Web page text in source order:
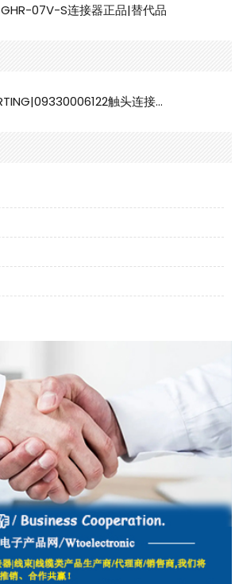
07V-S连接器正品|替代品
触头连接器-兼容HARTING|09330006122触头连接器替代品说明